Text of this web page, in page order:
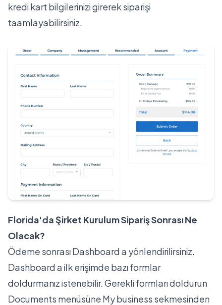
kredi kart bilgilerinizi girerek siparişi
taamlayabilirsiniz.
Florida'da Şirket Kurulum Sipariş Sonrası Ne
Olacak?
Ödeme sonrası Dashboard a yönlendirilirsiniz.
Dashboard a ilk erişimde bazı formlar
doldurmanız istenebilir. Gerekli formları doldurun
Documents menüsüne My business sekmesinden